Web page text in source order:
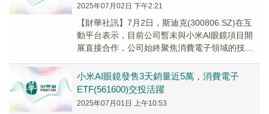
2025年07月02日 下午2:21
【財華社訊】7月2日，斯迪克(300806.SZ)在互
動平台表示，目前公司暫未與小米AI眼鏡項目開
展直接合作，公司始終聚焦消費電子領域的技術
小米AI眼鏡發售3天銷量近5萬，消費電子
ETF(561600)交投活躍
2025年07月01日 上午10:53